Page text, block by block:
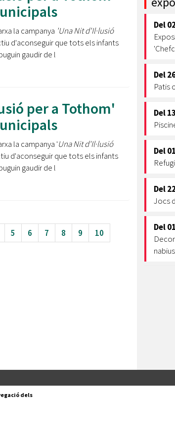
Ètica i
Dades
a l'autoocupació
d'euros del Pla de
Quatre Cantons i
16a edició i dona el
per veure
Equipaments
Mercats
Webs
la campanya 'Una Nit d'Il·lusió
d'aconseguir que tots els infants
gaudir de l
per a Tothom'
la campanya 'Una Nit d'Il·lusió
d'aconseguir que tots els infants
gaudir de l
5 6 7 8 9
10
Del
Del
Patis
Del
Del
Del
Jocs
Del
Segueix-nos a:
dels